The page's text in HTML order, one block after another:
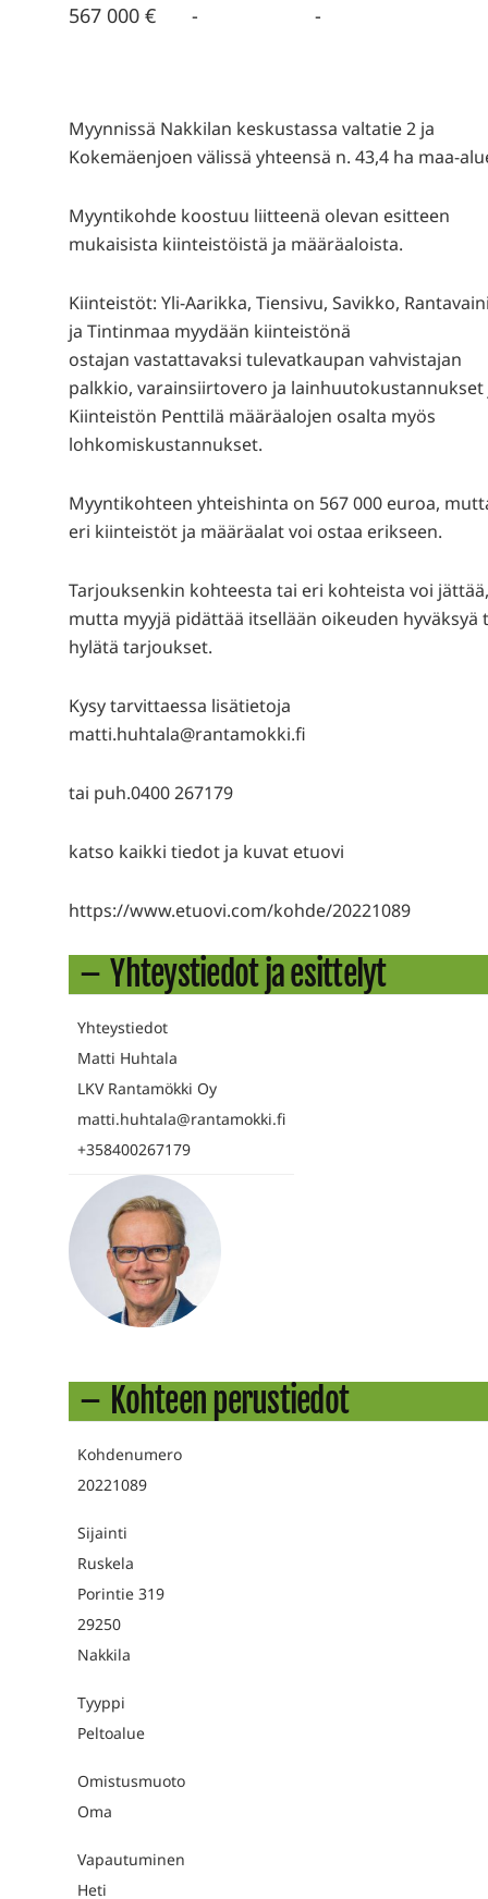
567 000 €
-
-
Myynnissä Nakkilan keskustassa valtatie 2 ja
Kokemäenjoen välissä yhteensä n. 43,4 ha maa-
Myyntikohde koostuu liitteenä olevan esitteen
mukaisista kiinteistöistä ja määräaloista.
Kiinteistöt: Yli-Aarikka, Tiensivu, Savikko,
ja Tintinmaa myydään kiinteistönä
ostajan vastattavaksi tulevatkaupan vahvistajan
palkkio, varainsiirtovero ja lainhuutokustannukset
Kiinteistön Penttilä määräalojen osalta myös
lohkomiskustannukset.
Myyntikohteen yhteishinta on 567 000 euroa,
eri kiinteistöt ja määräalat voi ostaa erikseen.
Tarjouksenkin kohteesta tai eri kohteista voi
mutta myyjä pidättää itsellään oikeuden hyväksyä
hylätä tarjoukset.
Kysy tarvittaessa lisätietoja
matti.huhtala@rantamokki.fi
tai puh.0400 267179
katso kaikki tiedot ja kuvat etuovi
https://www.etuovi.com/kohde/20221089
Yhteystiedot ja esittelyt
Yhteystiedot
Matti Huhtala
LKV Rantamökki Oy
matti.huhtala@rantamokki.fi
+358400267179
Kohteen perustiedot
Kohdenumero
20221089
Sijainti
Ruskela
Porintie 319
29250
Nakkila
Tyyppi
Peltoalue
Omistusmuoto
Oma
Vapautuminen
Heti